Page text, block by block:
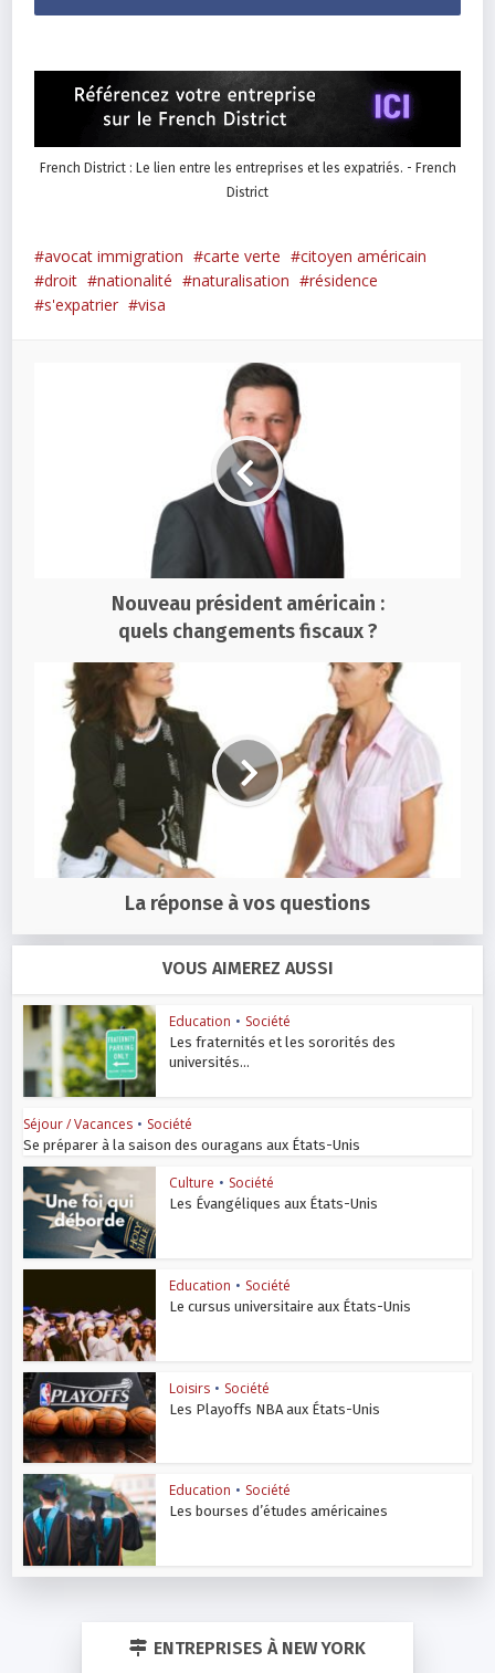
French District : Le lien entre les entreprises et les expatriés. - French
District
avocat immigration carte verte
citoyen américain
droit
nationalité naturalisation
résidence
s'expatrier
visa
Nouveau président américain :
quels changements fiscaux ?
La réponse à vos questions
VOUS AIMEREZ AUSSI
Education • Société
Les fraternités et les sororités des
universités...
Séjour / Vacances • Société
Se préparer à la saison des ouragans aux États-Unis
Culture • Société
Les Évangéliques aux États-Unis
Education • Société
Le cursus universitaire aux États-Unis
Loisirs • Société
Les Playoffs NBA aux États-Unis
Education • Société
Les bourses d’études américaines
ENTREPRISES À NEW YORK